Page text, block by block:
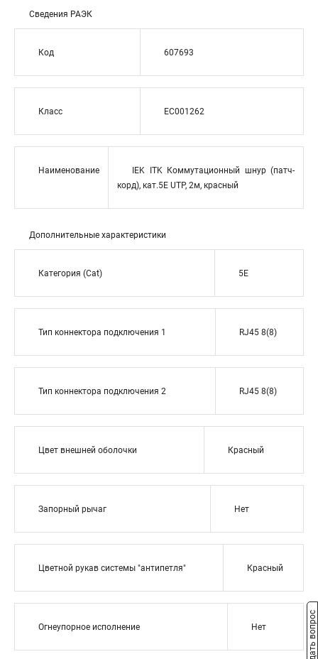
Сведения РАЭК
Код 607693
Класс EC001262
Наименование
IEK ITK Коммутационный шнур (патч-
корд), кат.5Е UTP, 2м, красный
Дополнительные характеристики
Категория (Cat) 5E
Тип коннектора подключения 1 RJ45 8(8)
Тип коннектора подключения 2 RJ45 8(8)
Цвет внешней оболочки Красный
Запорный рычаг Нет
Цветной рукав системы "антипетля" Красный
Огнеупорное исполнение Нет Задать вопрос